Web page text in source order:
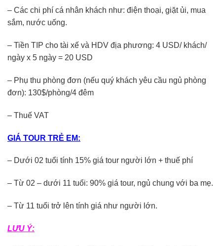
– Các chi phí cá nhân khách như: điện thoại, giặt ủi, mua
sắm, nước uống.
– Tiền TIP cho tài xế và HDV địa phương: 4 USD/ khách/
ngày x 5 ngày = 20 USD
– Phụ thu phòng đơn (nếu quý khách yêu cầu ngủ phòng
đơn): 130$/phòng/4 đêm
– Thuế VAT
GIÁ TOUR TRẺ EM:
– Dưới 02 tuổi tính 15% giá tour người lớn + thuế phí
– Từ 02 – dưới 11 tuổi: 90% giá tour, ngủ chung với ba mẹ.
– Từ 11 tuổi trở lên tính giá như người lớn.
LƯU Ý: